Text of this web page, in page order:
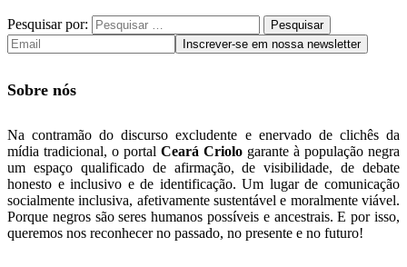
Pesquisar por:
Sobre nós
Na contramão do discurso excludente e enervado de clichês da
mídia tradicional, o portal Ceará Criolo garante à população negra
um espaço qualificado de afirmação, de visibilidade, de debate
honesto e inclusivo e de identificação. Um lugar de comunicação
socialmente inclusiva, afetivamente sustentável e moralmente viável.
Porque negros são seres humanos possíveis e ancestrais. E por isso,
queremos nos reconhecer no passado, no presente e no futuro!